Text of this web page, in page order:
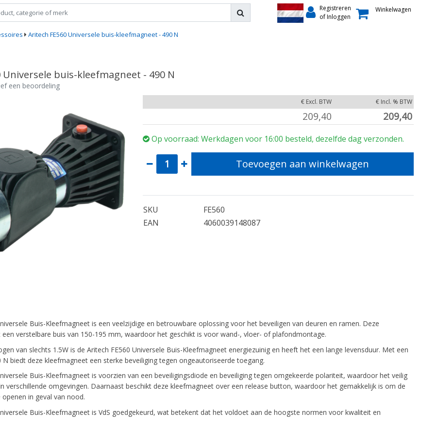
Registreren
of Inloggen
Winkelwagen
Aritech FE560 Universele buis-kleefmagneet - 490 N
Universele buis-kleefmagneet - 490 N
een beoordeling
€ Excl. BTW € Incl. % BTW
209,40 209,40
Op voorraad: Werkdagen voor 16:00 besteld, dezelfde dag verzonden.
Toevoegen aan winkelwagen
SKU
FE560
EAN
4060039148087
Buis-Kleefmagneet is een veelzijdige en betrouwbare oplossing voor het beveiligen van deuren en ramen. Deze
verstelbare buis van 150-195 mm, waardoor het geschikt is voor wand-, vloer- of plafondmontage.
van slechts 1.5W is de Aritech FE560 Universele Buis-Kleefmagneet energiezuinig en heeft het een lange levensduur. Met een
N biedt deze kleefmagneet een sterke beveiliging tegen ongeautoriseerde toegang.
Buis-Kleefmagneet is voorzien van een beveiligingsdiode en beveiliging tegen omgekeerde polariteit, waardoor het veilig
verschillende omgevingen. Daarnaast beschikt deze kleefmagneet over een release button, waardoor het gemakkelijk is om de
in geval van nood.
Buis-Kleefmagneet is VdS goedgekeurd, wat betekent dat het voldoet aan de hoogste normen voor kwaliteit en